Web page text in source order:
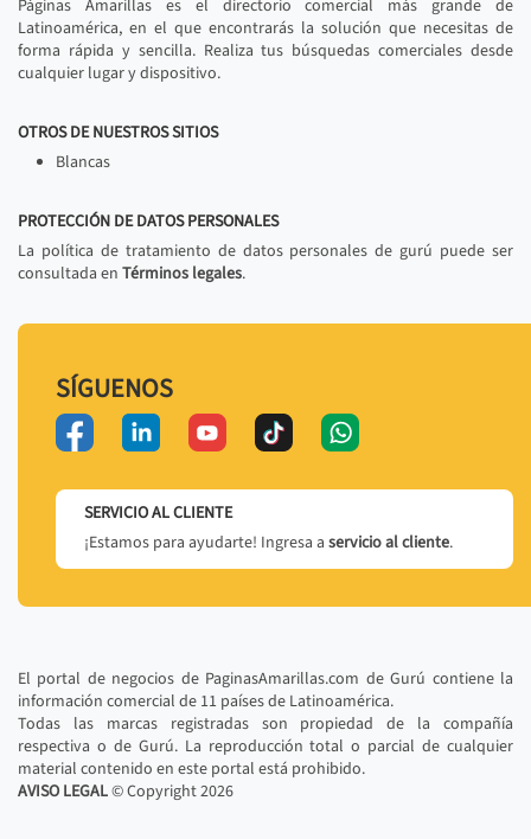
Páginas Amarillas es el directorio comercial más grande de
Latinoamérica, en el que encontrarás la solución que necesitas de
forma rápida y sencilla. Realiza tus búsquedas comerciales desde
cualquier lugar y dispositivo.
OTROS DE NUESTROS SITIOS
Blancas
PROTECCIÓN DE DATOS PERSONALES
La política de tratamiento de datos personales de gurú puede ser
consultada en Términos legales.
SÍGUENOS
SERVICIO AL CLIENTE
¡Estamos para ayudarte! Ingresa a servicio al cliente.
El portal de negocios de PaginasAmarillas.com de Gurú contiene la
información comercial de 11 países de Latinoamérica.
Todas las marcas registradas son propiedad de la compañía
respectiva o de Gurú. La reproducción total o parcial de cualquier
material contenido en este portal está prohibido.
AVISO LEGAL© Copyright2026